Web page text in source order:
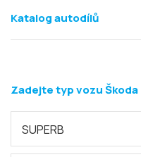
Zadejte typ vozu Škoda
SUPERB
Katalog autodílů